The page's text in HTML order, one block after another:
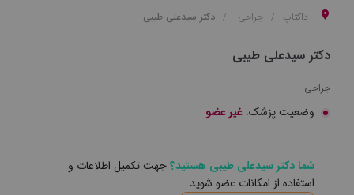
داکتاپ جراحی دکتر سیدعلی طیبی
دکتر سیدعلی طیبی
جراحی
وضعیت پزشک: غیر عضو
شما دکتر سیدعلی طیبی هستید؟جهت تکمیل اطلاعات و
استفاده از امکانات عضو شوید.